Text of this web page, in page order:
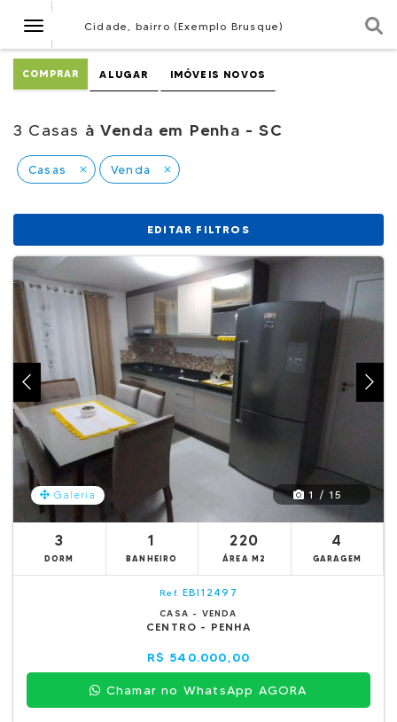
NavegaçãoCidade, bairro (Exemplo Brusque)
COMPRAR ALUGAR IMÓVEIS NOVOS
3 Casas à Venda em Penha - SC
Casas close Venda close
EDITAR FILTROS
Galeria 1 / 15
3
DORM
1
BANHEIRO
220
ÁREA M2
4
GARAGEM
Ref. EBI12497
CASA - VENDA
CENTRO - PENHA
R$ 540.000,00
Chamar no WhatsApp AGORA